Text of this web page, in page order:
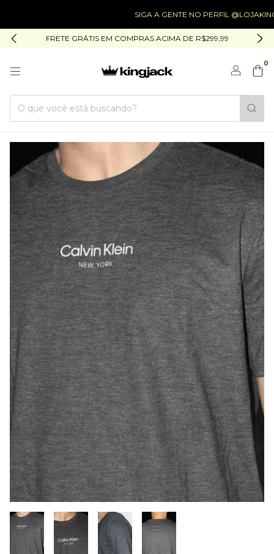
SIGA A GENTE NO PERFIL @LOJAKINGJACK
FRETE GRÁTIS EM COMPRAS ACIMA DE R$299,99
0
1/